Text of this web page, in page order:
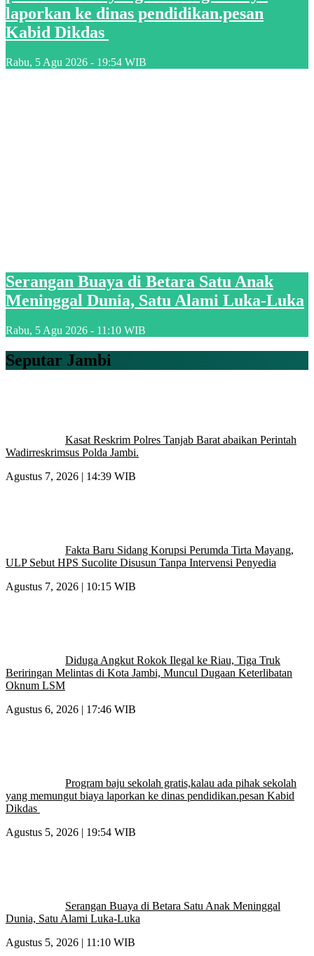
laporkan ke dinas pendidikan.pesan
Kabid Dikdas
Rabu, 5 Agu 2026 - 19:54 WIB
Serangan Buaya di Betara Satu Anak
Meninggal Dunia, Satu Alami Luka-Luka
Rabu, 5 Agu 2026 - 11:10 WIB
Seputar Jambi
Kasat Reskrim Polres Tanjab Barat abaikan Perintah
Wadirreskrimsus Polda Jambi.
Agustus 7, 2026 | 14:39 WIB
Fakta Baru Sidang Korupsi Perumda Tirta Mayang,
ULP Sebut HPS Sucolite Disusun Tanpa Intervensi Penyedia
Agustus 7, 2026 | 10:15 WIB
Diduga Angkut Rokok Ilegal ke Riau, Tiga Truk
Beriringan Melintas di Kota Jambi, Muncul Dugaan Keterlibatan
Oknum LSM
Agustus 6, 2026 | 17:46 WIB
Program baju sekolah gratis,kalau ada pihak sekolah
yang memungut biaya laporkan ke dinas pendidikan.pesan Kabid
Dikdas
Agustus 5, 2026 | 19:54 WIB
Serangan Buaya di Betara Satu Anak Meninggal
Dunia, Satu Alami Luka-Luka
Agustus 5, 2026 | 11:10 WIB